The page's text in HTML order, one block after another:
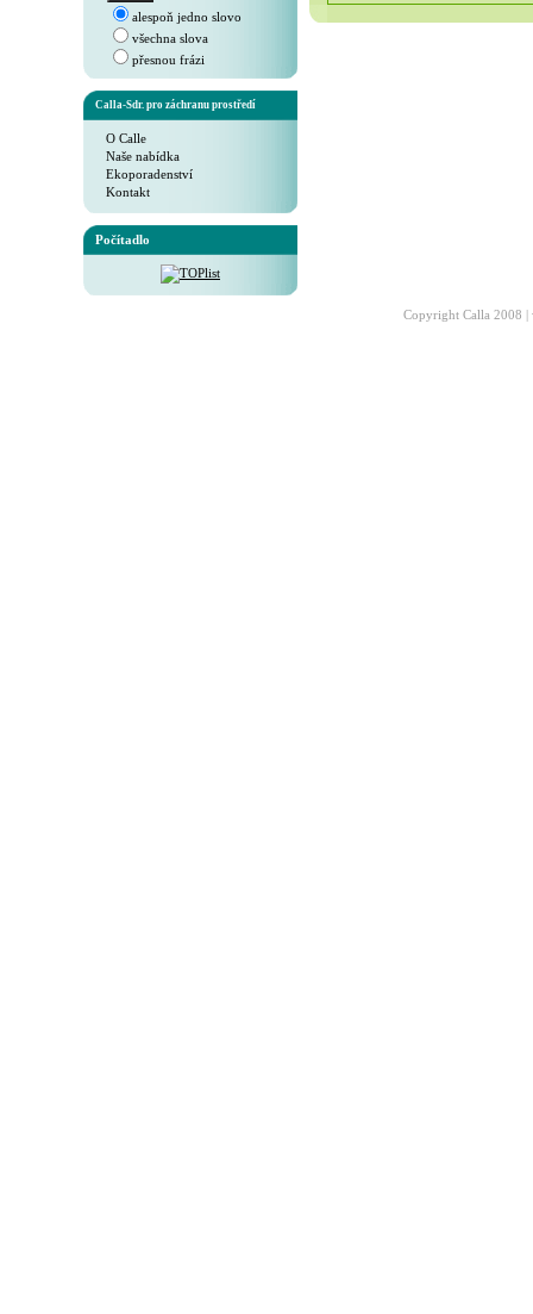
alespoň jedno slovo
všechna slova
přesnou frázi
Calla-Sdr. pro záchranu prostředí
O Calle
Naše nabídka
Ekoporadenství
Kontakt
Počítadlo
Copyright Calla 2008 |